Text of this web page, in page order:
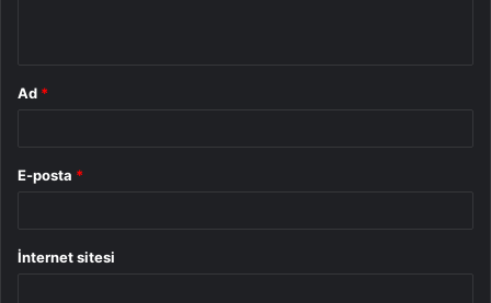
Ad *
E-posta *
İnternet sitesi